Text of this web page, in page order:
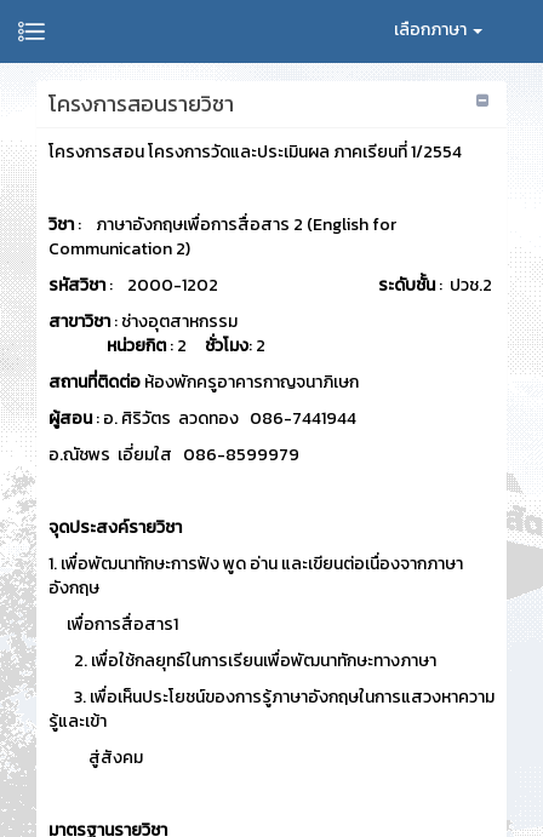
เลือกภาษา
โครงการสอนรายวิชา
โครงการสอน โครงการวัดและประเมินผล ภาคเรียนที่ 1/2554
วิชา: ภาษาอังกฤษเพื่อการสื่อสาร 2 (English for
Communication 2)
รหัสวิชา: 2000-1202 ระดับชั้น: ปวช.2
สาขาวิชา: ช่างอุตสาหกรรม
หน่วยกิต: 2 ชั่วโมง: 2
สถานที่ติดต่อห้องพักครูอาคารกาญจนาภิเษก
ผู้สอน: อ. ศิริวัตร ลวดทอง 086-7441944
อ.ณัชพร เอี่ยมใส 086-8599979
จุดประสงค์รายวิชา
1. เพื่อพัฒนาทักษะการฟัง พูด อ่าน และเขียนต่อเนื่องจากภาษา
อังกฤษ
เพื่อการสื่อสาร1
2. เพื่อใช้กลยุทธ์ในการเรียนเพื่อพัฒนาทักษะทางภาษา
3. เพื่อเห็นประโยชน์ของการรู้ภาษาอังกฤษในการแสวงหาความ
รู้และเข้า
สู่สังคม
มาตรฐานรายวิชา